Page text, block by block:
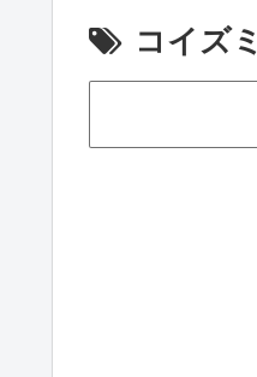
コイズミ